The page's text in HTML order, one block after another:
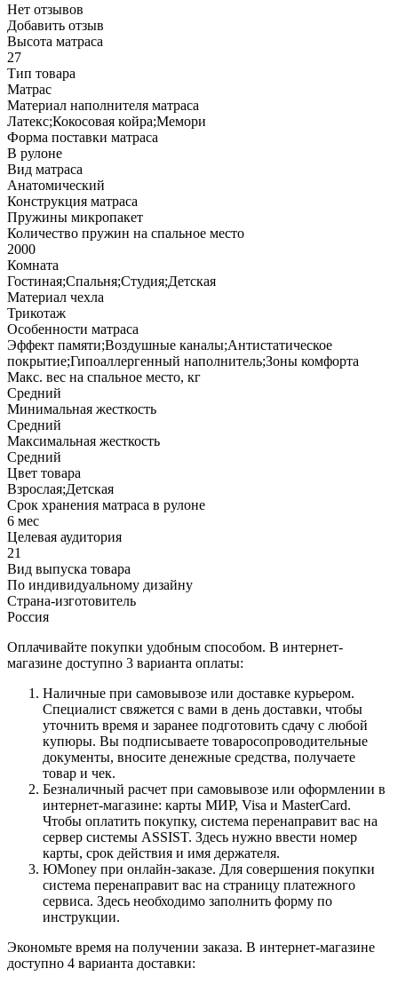
Нет отзывов
Добавить отзыв
Высота матраса
27
Тип товара
Матрас
Материал наполнителя матраса
Латекс;Кокосовая койра;Мемори
Форма поставки матраса
В рулоне
Вид матраса
Анатомический
Конструкция матраса
Пружины микропакет
Количество пружин на спальное место
2000
Комната
Гостиная;Спальня;Студия;Детская
Материал чехла
Трикотаж
Особенности матраса
Эффект памяти;Воздушные каналы;Антистатическое
покрытие;Гипоаллергенный наполнитель;Зоны комфорта
Макс. вес на спальное место, кг
Средний
Минимальная жесткость
Средний
Максимальная жесткость
Средний
Цвет товара
Взрослая;Детская
Срок хранения матраса в рулоне
6 мес
Целевая аудитория
21
Вид выпуска товара
По индивидуальному дизайну
Страна-изготовитель
Россия
Оплачивайте покупки удобным способом. В интернет-
магазине доступно 3 варианта оплаты:
Наличные при самовывозе или доставке курьером.
Специалист свяжется с вами в день доставки, чтобы
уточнить время и заранее подготовить сдачу с любой
купюры. Вы подписываете товаросопроводительные
документы, вносите денежные средства, получаете
товар и чек.
Безналичный расчет при самовывозе или оформлении в
интернет-магазине: карты МИР, Visa и MasterCard.
Чтобы оплатить покупку, система перенаправит вас на
сервер системы ASSIST. Здесь нужно ввести номер
карты, срок действия и имя держателя.
ЮMoney при онлайн-заказе. Для совершения покупки
система перенаправит вас на страницу платежного
сервиса. Здесь необходимо заполнить форму по
инструкции.
Экономьте время на получении заказа. В интернет-магазине
доступно 4 варианта доставки: